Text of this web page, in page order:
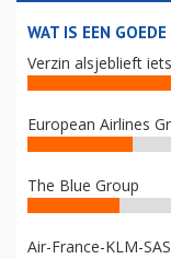
WAT IS EEN
Verzin alsjeblieft
European Airlines
The Blue Group
Air-France-KLM-